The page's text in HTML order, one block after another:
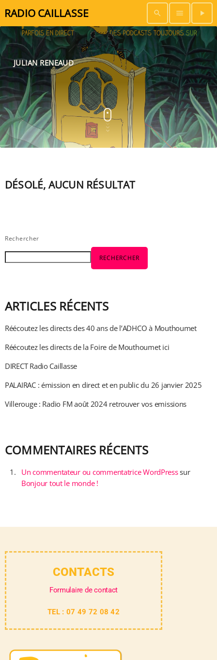
RADIO CAILLASSE search menu play_arrow
JULIAN RENEAUD
DÉSOLÉ, AUCUN RÉSULTAT
Rechercher
RECHERCHER
ARTICLES RÉCENTS
Réécoutez les directs des 40 ans de l’ADHCO à Mouthoumet
Réécoutez les directs de la Foire de Mouthoumet ici
DIRECT Radio Caillasse
PALAIRAC : émission en direct et en public du 26 janvier 2025
Villerouge : Radio FM août 2024 retrouver vos emissions
COMMENTAIRES RÉCENTS
Un commentateur ou commentatrice WordPresssur
Bonjour tout le monde !
CONTACTS
Formulaire de contact
TEL : 07 49 72 08 42